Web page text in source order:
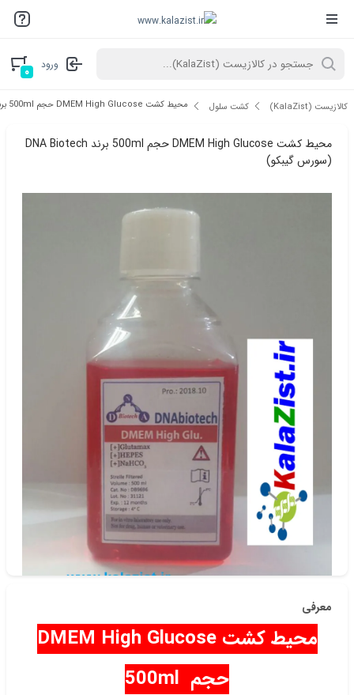
ورود ۰
کالازیست (KalaZist) کشت سلول محیط کشت DMEM High Glucose حجم 500ml برند DNA Biotech (سورس گیبکو)
محیط کشت DMEM High Glucose حجم 500ml برند DNA Biotech
(سورس گیبکو)
کشت سلول
معرفی
محیط کشت DMEM High Glucose
حجم 500ml